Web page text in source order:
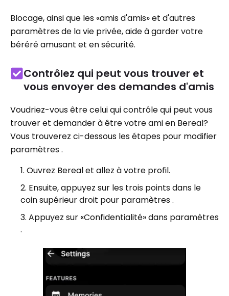
Blocage, ainsi que les «amis d'amis» et d'autres
paramètres de la vie privée, aide à garder votre
béréré amusant et en sécurité.
Contrôlez qui peut vous trouver et
vous envoyer des demandes d'amis
Voudriez-vous être celui qui contrôle qui peut vous
trouver et demander à être votre ami en Bereal?
Vous trouverez ci-dessous les étapes pour modifier
paramètres .
Ouvrez Bereal et allez à votre profil.
Ensuite, appuyez sur les trois points dans le
coin supérieur droit pour paramètres .
Appuyez sur «Confidentialité» dans paramètres
.